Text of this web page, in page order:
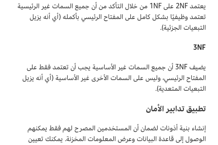
يعتمد 2NF على 1NF من خلال التأكد من أن جميع السمات غير الرئيسية
تعتمد وظيفيًا بشكل كامل على المفتاح الرئيسي بأكمله (أي أنه يزيل
التبعيات الجزئية).
3NF
يضيف 3NF أن جميع السمات غير الأساسية يجب أن تعتمد فقط على
المفتاح الرئيسي، وليس على السمات الأخرى غير الأساسية (أي أنه يزيل
التبعيات المتعدية).
تطبيق تدابير الأمان
إنشاء بنية أذونات لضمان أن المستخدمين المصرح لهم فقط يمكنهم
الوصول إلى قاعدة البيانات وعرض المعلومات المخزنة. يمكنك تعيين